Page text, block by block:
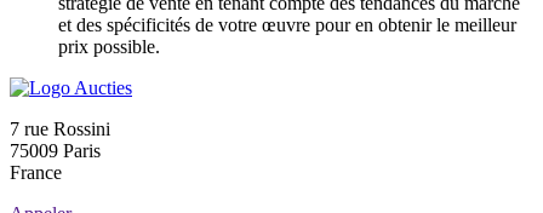
et des spécificités de votre œuvre pour en obtenir le meilleur
prix possible.
7 rue Rossini
75009 Paris
France